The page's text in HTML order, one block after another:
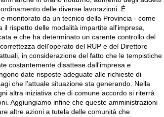
delle diverse lavorazioni. È
monitorato da un tecnico della Provincia - come
rispetto delle modalità impartite all'impresa,
e che ha determinato un carente controllo del
dell'operato del RUP e del Direttore
in considerazione del fatto che le tempistiche
costantemente disattese dall'impresa e
date risposte adeguate alle richieste di
che l'attuale situazione sta generando. Nella
altra iniziativa che di comune accordo si riterrà
Aggiungiamo infine che queste amministrazioni
altre azioni a tutela delle comunità che